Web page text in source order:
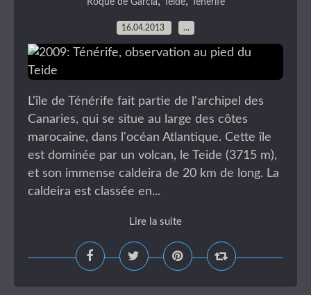
Roque de Garcia Teide Tenerife
16.04.2013 …
L'île de Ténérife fait partie de l'archipel des
Canaries, qui se situe au large des côtes
marocaine, dans l'océan Atlantique. Cette île
est dominée par un volcan, le Teide (3715 m),
et son immense caldeira de 20 km de long. La
caldeira est classée en...
Lire la suite